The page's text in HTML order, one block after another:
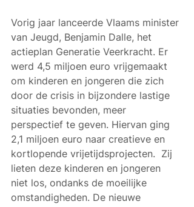
Vorig jaar lanceerde Vlaams minister
van Jeugd, Benjamin Dalle, het
actieplan Generatie Veerkracht. Er
werd 4,5 miljoen euro vrijgemaakt
om kinderen en jongeren die zich
door de crisis in bijzondere lastige
situaties bevonden, meer
perspectief te geven. Hiervan ging
2,1 miljoen euro naar creatieve en
kortlopende vrijetijdsprojecten.  Zij
lieten deze kinderen en jongeren
niet los, ondanks de moeilijke
omstandigheden. De nieuwe